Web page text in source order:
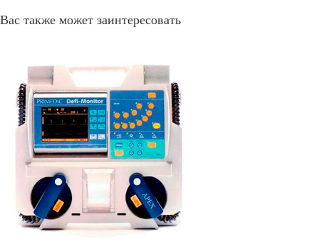
Вас также может заинтересовать